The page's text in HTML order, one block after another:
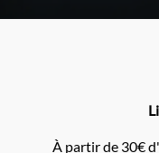
À partir de 30€